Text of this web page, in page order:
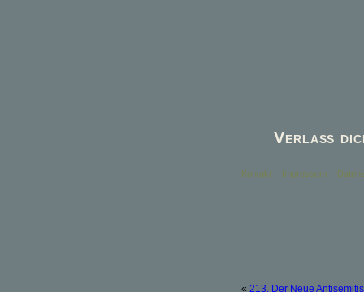
Verlaß
Kontakt Impressum
« 213. Der Neue